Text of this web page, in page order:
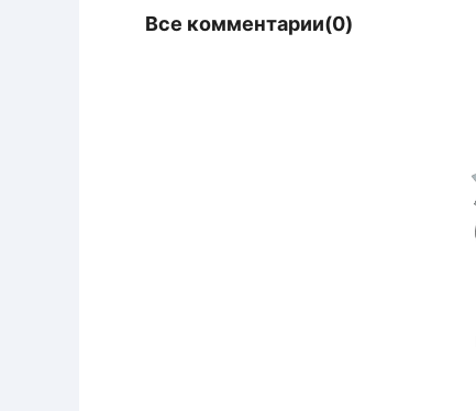
Все комментарии(0)